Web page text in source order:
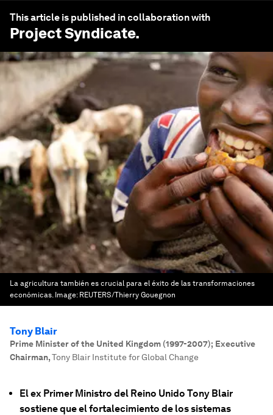
This article is published in collaboration with
Project Syndicate.
La agricultura también es crucial para el éxito de las transformaciones
económicas. Image: REUTERS/Thierry Gouegnon
Tony Blair
Prime Minister of the United Kingdom (1997-2007); Executive
Chairman,Tony Blair Institute for Global Change
El ex Primer Ministro del Reino Unido Tony Blair
sostiene que el fortalecimiento de los sistemas